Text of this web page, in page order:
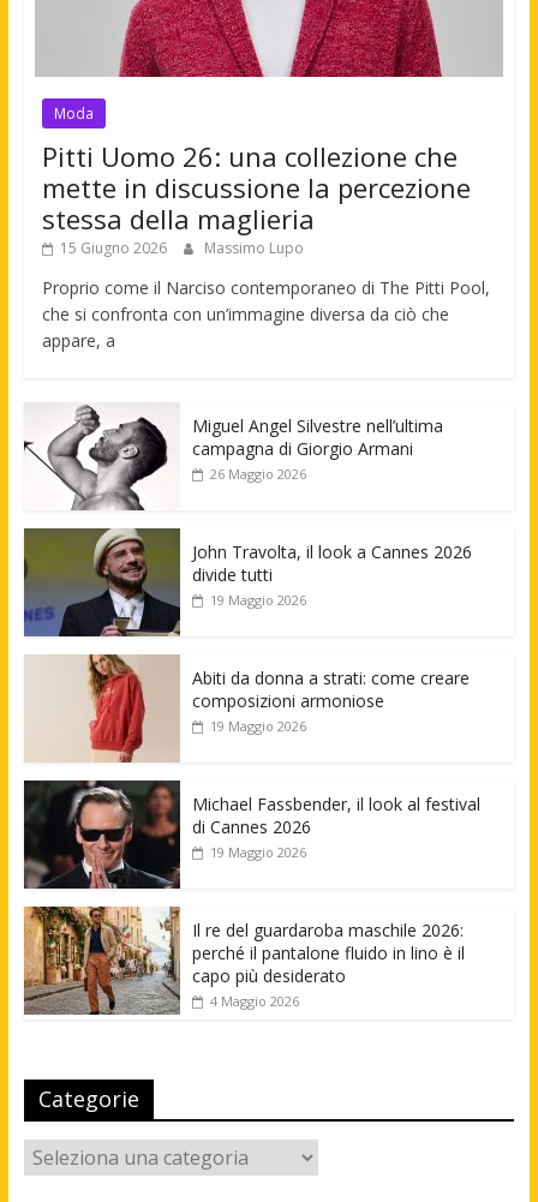
Moda
Pitti Uomo 26: una collezione che
mette in discussione la percezione
stessa della maglieria
15 Giugno 2026 Massimo Lupo
Proprio come il Narciso contemporaneo di The Pitti Pool,
che si confronta con un’immagine diversa da ciò che
appare, a
Miguel Angel Silvestre nell’ultima
campagna di Giorgio Armani
26 Maggio 2026
John Travolta, il look a Cannes 2026
divide tutti
19 Maggio 2026
Abiti da donna a strati: come creare
composizioni armoniose
19 Maggio 2026
Michael Fassbender, il look al festival
di Cannes 2026
19 Maggio 2026
Il re del guardaroba maschile 2026:
perché il pantalone fluido in lino è il
capo più desiderato
4 Maggio 2026
Categorie
Categorie